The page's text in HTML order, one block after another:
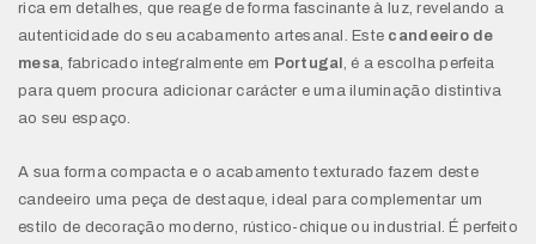
rica em detalhes, que reage de forma fascinante à luz, revelando a
autenticidade do seu acabamento artesanal. Este candeeiro de
mesa , fabricado integralmente em Portugal , é a escolha perfeita
para quem procura adicionar carácter e uma iluminação distintiva
ao seu espaço.
A sua forma compacta e o acabamento texturado fazem deste
candeeiro uma peça de destaque, ideal para complementar um
estilo de decoração moderno, rústico-chique ou industrial. É perfeito